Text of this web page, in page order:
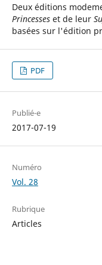
Deux éditions
Princesseset de leur
basées sur l'édition
PDF
Publié-e
2017-07-19
Numéro
Vol. 28
Rubrique
Articles